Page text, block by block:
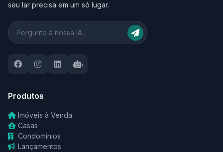
seu lar precisa em um só lugar.
Produtos
Imóveis à Venda
Casas
Condomínios
Lançamentos